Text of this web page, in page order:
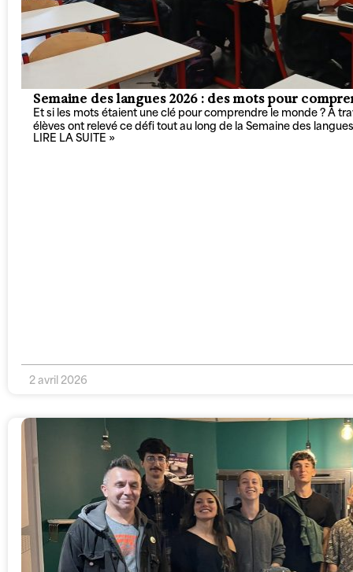
Semaine des langues 2026 : des mots pour
Et si les mots étaient une clé pour comprendre le monde ? À
élèves ont relevé ce défi tout au long de la Semaine des
LIRE LA SUITE »
2 avril 2026